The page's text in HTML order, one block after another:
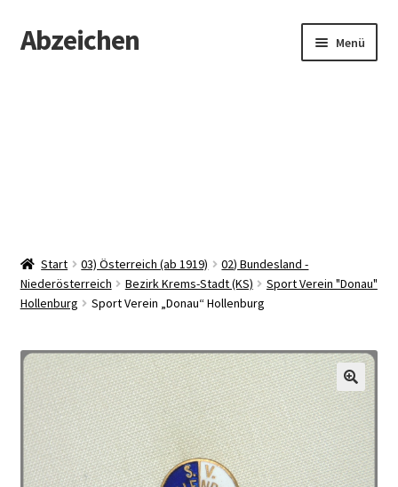
Zur
Navigation
Zum
Inhalt
Abzeichen Menü
Start 03) Österreich (ab 1919)
02) Bundesland -
Niederösterreich
Bezirk Krems-Stadt (KS)
Sport Verein "Donau"
Hollenburg
Sport Verein „Donau“ Hollenburg